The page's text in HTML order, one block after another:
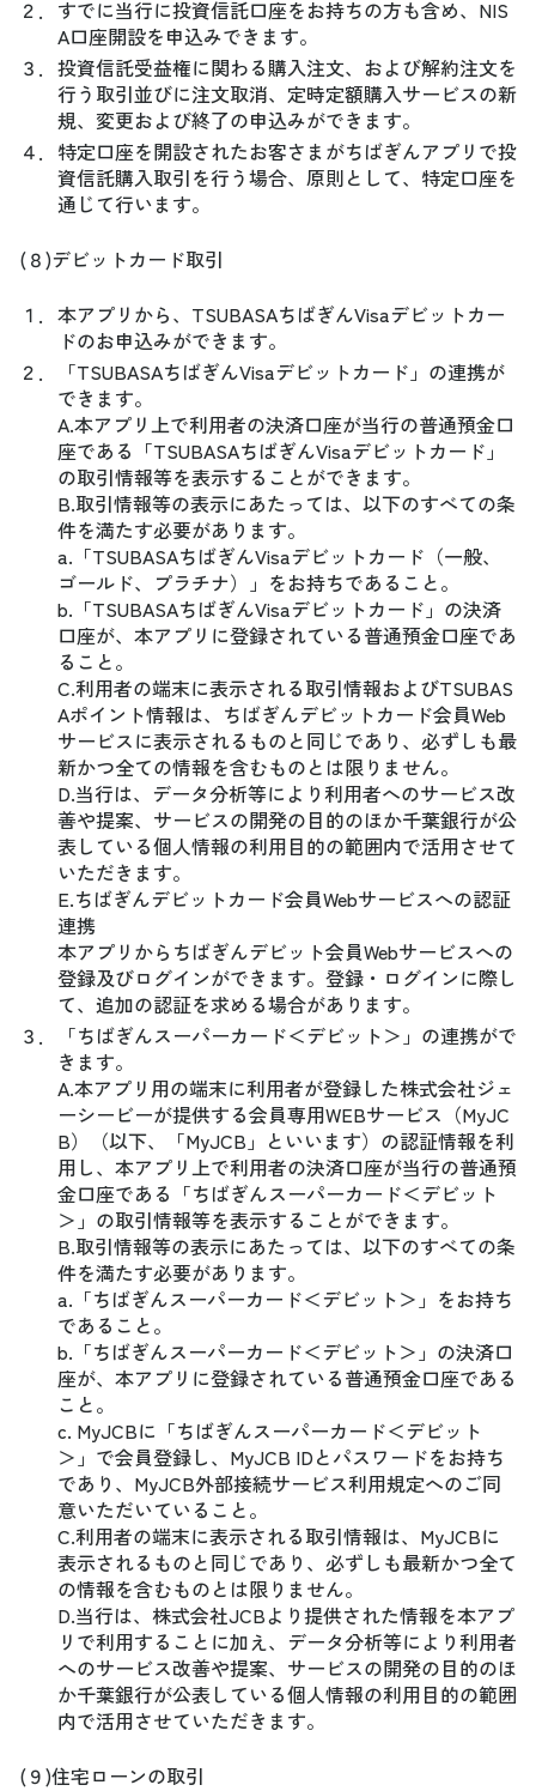
２． すでに当行に投資信託口座をお持ちの方も含め、NIS
A口座開設を申込みできます。
３． 投資信託受益権に関わる購入注文、および解約注文を
行う取引並びに注文取消、定時定額購入サービスの新
規、変更および終了の申込みができます。
４． 特定口座を開設されたお客さまがちばぎんアプリで投
資信託購入取引を行う場合、原則として、特定口座を
通じて行います。
(８)デビットカード取引
１． 本アプリから、TSUBASAちばぎんVisaデビットカー
ドのお申込みができます。
２．
「TSUBASAちばぎんVisaデビットカード」の連携が
できます。
A.本アプリ上で利用者の決済口座が当行の普通預金口
座である「TSUBASAちばぎんVisaデビットカード」
の取引情報等を表示することができます。
B.取引情報等の表示にあたっては、以下のすべての条
件を満たす必要があります。
a.「TSUBASAちばぎんVisaデビットカード（一般、
ゴールド、プラチナ）」をお持ちであること。
b.「TSUBASAちばぎんVisaデビットカード」の決済
口座が、本アプリに登録されている普通預金口座であ
ること。
C.利用者の端末に表示される取引情報およびTSUBAS
Aポイント情報は、ちばぎんデビットカード会員Web
サービスに表示されるものと同じであり、必ずしも最
新かつ全ての情報を含むものとは限りません。
D.当行は、データ分析等により利用者へのサービス改
善や提案、サービスの開発の目的のほか千葉銀行が公
表している個人情報の利用目的の範囲内で活用させて
いただきます。
E.ちばぎんデビットカード会員Webサービスへの認証
連携
本アプリからちばぎんデビット会員Webサービスへの
登録及びログインができます。登録・ログインに際し
て、追加の認証を求める場合があります。
３．
「ちばぎんスーパーカード＜デビット＞」の連携がで
きます。
A.本アプリ用の端末に利用者が登録した株式会社ジェ
ーシービーが提供する会員専用WEBサービス（MyJC
B）（以下、「MyJCB」といいます）の認証情報を利
用し、本アプリ上で利用者の決済口座が当行の普通預
金口座である「ちばぎんスーパーカード＜デビット
＞」の取引情報等を表示することができます。
B.取引情報等の表示にあたっては、以下のすべての条
件を満たす必要があります。
a.「ちばぎんスーパーカード＜デビット＞」をお持ち
であること。
b.「ちばぎんスーパーカード＜デビット＞」の決済口
座が、本アプリに登録されている普通預金口座である
こと。
c. MyJCBに「ちばぎんスーパーカード＜デビット
＞」で会員登録し、MyJCB IDとパスワードをお持ち
であり、MyJCB外部接続サービス利用規定へのご同
意いただいていること。
C.利用者の端末に表示される取引情報は、MyJCBに
表示されるものと同じであり、必ずしも最新かつ全て
の情報を含むものとは限りません。
D.当行は、株式会社JCBより提供された情報を本アプ
リで利用することに加え、データ分析等により利用者
へのサービス改善や提案、サービスの開発の目的のほ
か千葉銀行が公表している個人情報の利用目的の範囲
内で活用させていただきます。
(９)住宅ローンの取引